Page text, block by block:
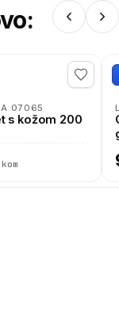
07065
s kožom 200